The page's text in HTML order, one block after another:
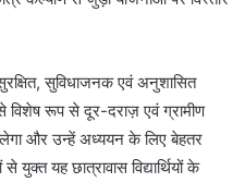
सुरक्षित, सुविधाजनक एवं अनुशासित
विशेष रूप से दूर-दराज़ एवं ग्रामीण
और उन्हें अध्ययन के लिए बेहतर
युक्त यह छात्रावास विद्यार्थियों के